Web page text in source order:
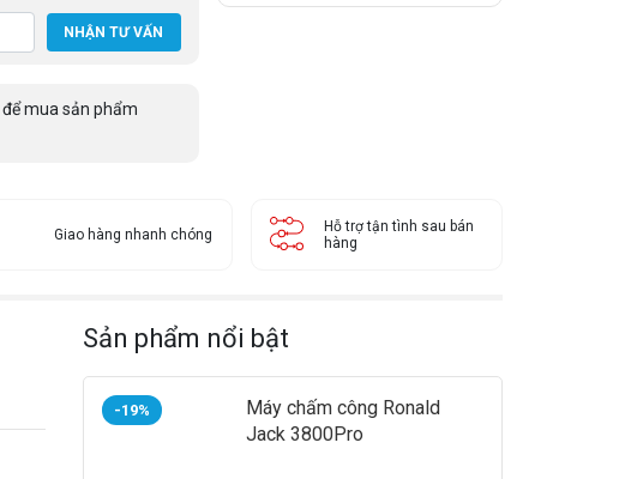
NHẬN TƯ VẤN
để mua sản phẩm
Giao hàng nhanh chóng
Hỗ trợ tận tình sau bán
hàng
Sản phẩm nổi bật
-19%
Máy chấm công Ronald
Jack 3800Pro